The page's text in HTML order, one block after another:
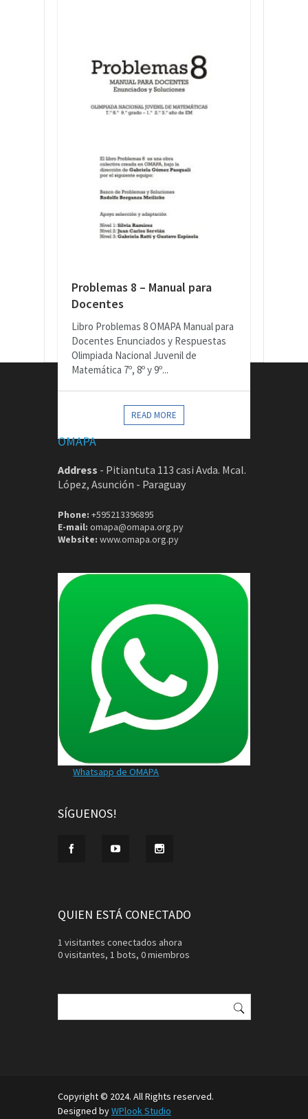
Problemas 8 – Manual para
Docentes
Libro Problemas 8 OMAPA Manual para
Docentes Enunciados y Respuestas
Olimpiada Nacional Juvenil de
Matemática 7º, 8º y 9º...
READ MORE
OMAPA
Address - Pitiantuta 113 casi Avda. Mcal.
López, Asunción - Paraguay
Phone: +595213396895
E-mail: omapa@omapa.org.py
Website: www.omapa.org.py
Whatsapp de OMAPA
SÍGUENOS!
QUIEN ESTÁ CONECTADO
1 visitantes conectados ahora
0 visitantes, 1 bots, 0 miembros
Buscar:
Copyright © 2024. All Rights reserved.
Designed byWPlook Studio